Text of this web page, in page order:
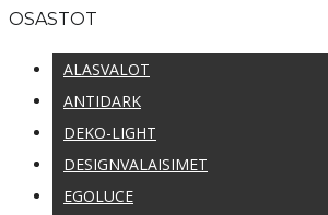
OSASTOT
ALASVALOT
ANTIDARK
DEKO-LIGHT
DESIGNVALAISIMET
EGOLUCE